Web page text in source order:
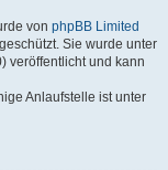
von phpBB Limited
Sie wurde unter
veröffentlicht und kann
Anlaufstelle ist unter